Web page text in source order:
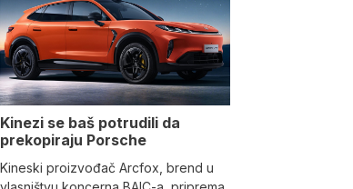
Kinezi se baš potrudili da
prekopiraju Porsche
Kineski proizvođač Arcfox, brend u